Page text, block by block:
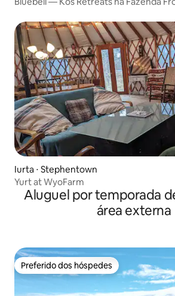
Iurta ⋅ Stephentown
Yurt at WyoFarm
Aluguel por temporada
área externa
Preferido dos hóspedes
Preferido dos hóspedes